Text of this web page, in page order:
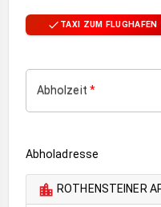
TAXI ZUM FLUGHAFEN
Abholzeit *
Abholadresse
ROTHENSTEINER